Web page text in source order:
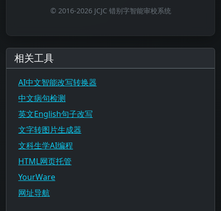
© 2016-2026 JCJC 错别字智能审校系统
相关工具
AI中文智能改写转换器
中文病句检测
英文English句子改写
文字转图片生成器
文科生学AI编程
HTML网页托管
YourWare
网址导航